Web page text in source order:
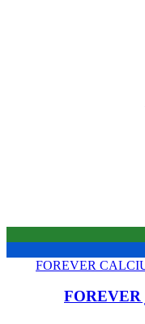
مکمل کلسیم و ویتامین دی فوراور FOREVER